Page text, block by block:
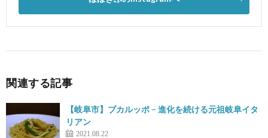
関連する記事
【岐阜市】ブカルッポ − 進化を続ける元祖岐阜イタ
リアン
2021.08.22